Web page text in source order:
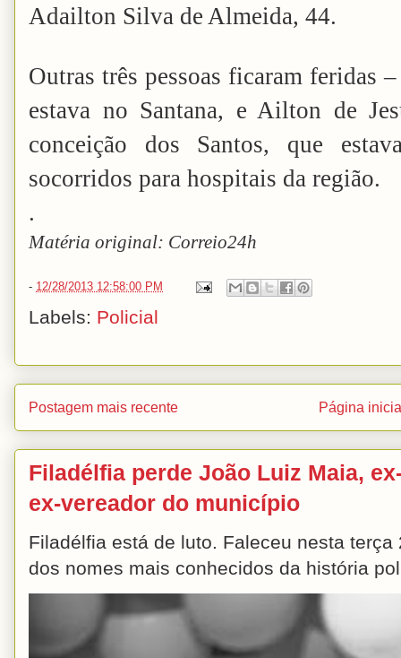
Adailton Silva de Almeida, 44.
Outras três pessoas ficaram feridas
estava no Santana, e Ailton de
conceição dos Santos, que
socorridos para hospitais da região.
.
Matéria original: Correio24h
- 12/28/2013 12:58:00 PM
Labels: Policial
Postagem mais recente Página
Filadélfia perde João Luiz Maia,
ex-vereador do município
Filadélfia está de luto. Faleceu nesta
dos nomes mais conhecidos da história